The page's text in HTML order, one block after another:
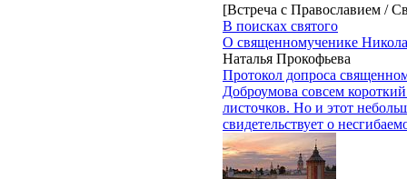
[Встреча с Православием /
В поисках святого
О священномученике
Наталья Прокофьева
Протокол допроса
Доброумова совсем
листочков. Но и этот
свидетельствует о